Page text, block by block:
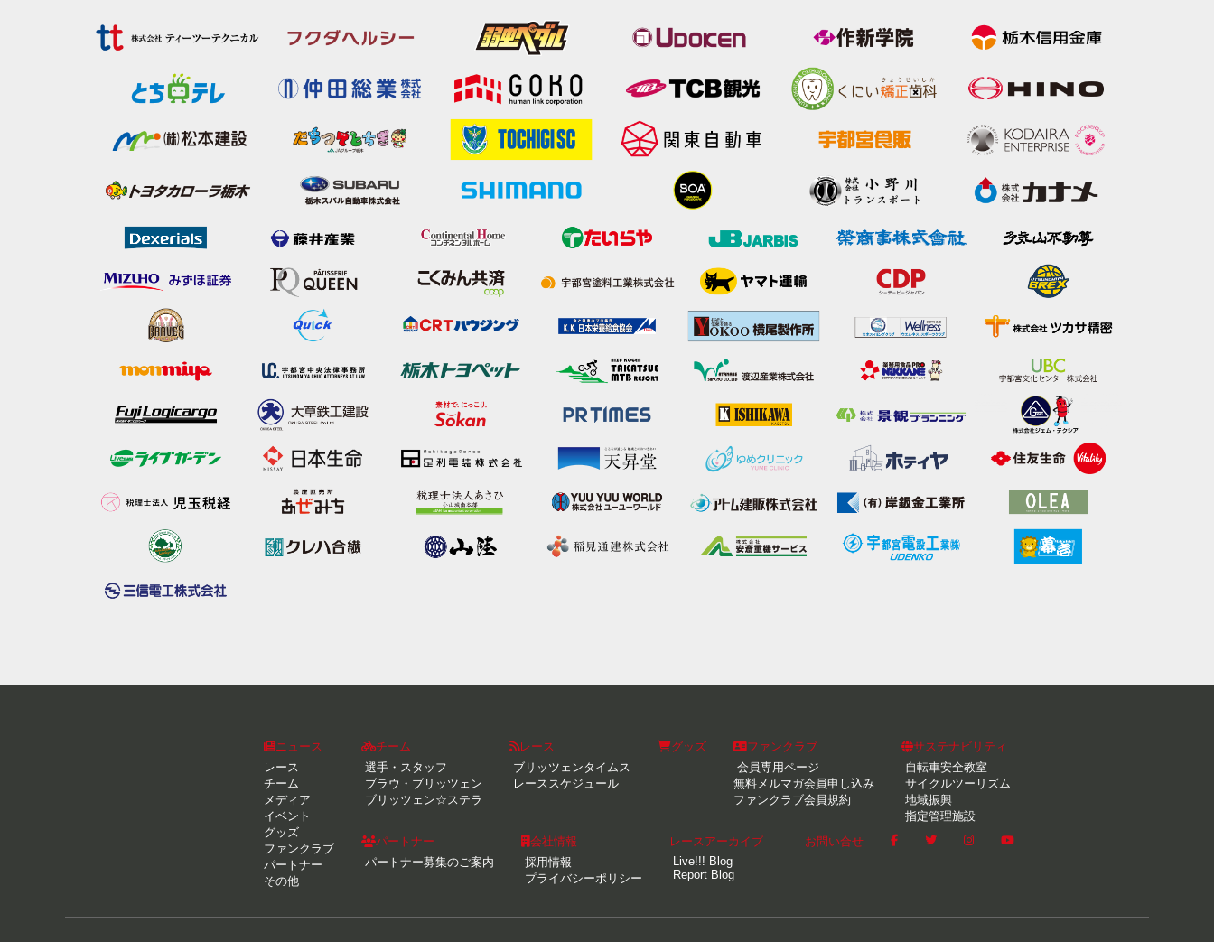
ニュース
レース
チーム
メディア
イベント
グッズ
ファンクラブ
パートナー
その他
チーム
選手・スタッフ
ブラウ・ブリッツェン
ブリッツェン☆ステラ
レース
ブリッツェンタイムス
レーススケジュール
グッズ
ファンクラブ
会員専用ページ
無料メルマガ会員申し込み
ファンクラブ会員規約
サステナビリティ
自転車安全教室
サイクルツーリズム
地域振興
指定管理施設
パートナー
パートナー募集のご案内
会社情報
採用情報
プライバシーポリシー
レースアーカイブ
Live!!! Blog
Report Blog
お問い合せ